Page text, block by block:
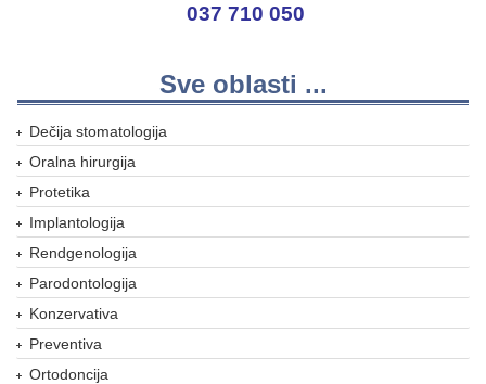
037 710 050
Sve oblasti ...
Dečija stomatologija
Oralna hirurgija
Protetika
Implantologija
Rendgenologija
Parodontologija
Konzervativa
Preventiva
Ortodoncija